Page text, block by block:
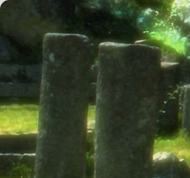
Saltar al contenido